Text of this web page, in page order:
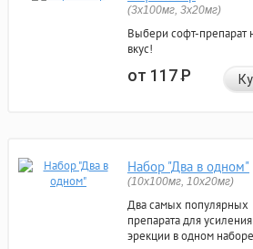
(3x100мг, 3x20мг)
Выбери софт-препарат
вкус!
от 117Р
Набор "Два в одном"
(10x100мг, 10x20мг)
Два самых популярных
препарата для усиления
эрекции в одном